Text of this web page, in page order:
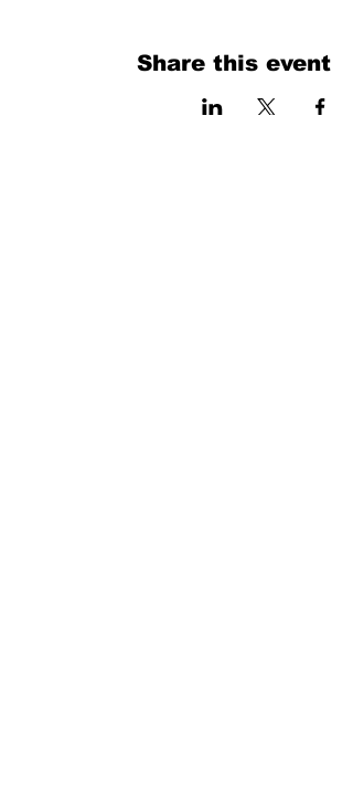
Share this event